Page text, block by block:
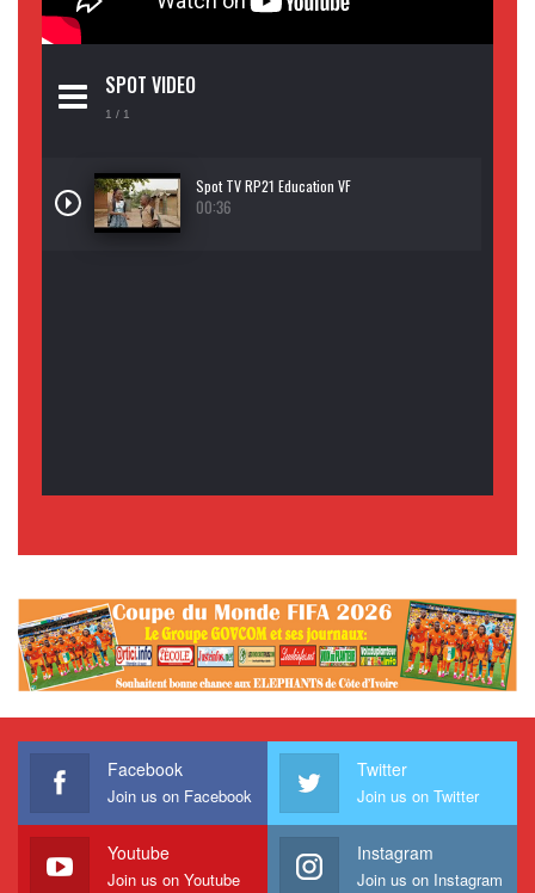
SPOT VIDEO
1 / 1
Spot TV RP21 Education VF
00:36
Facebook
Join us on Facebook
Twitter
Join us on Twitter
Youtube
Join us on Youtube
Instagram
Join us on Instagram